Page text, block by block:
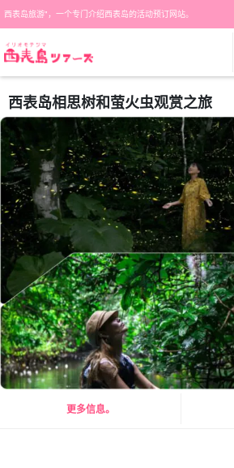
西表岛旅游"，一个专门介绍西表岛的活动预订网站。
西表岛相思树和萤火虫观赏之旅
更多信息。